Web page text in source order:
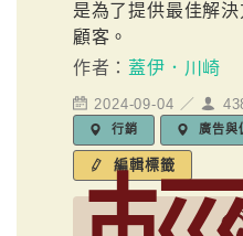
是為了提供最佳解
顧客。
作者： 蓋伊．川崎
2024-09-04 ／
行銷 廣告與
編輯標籤